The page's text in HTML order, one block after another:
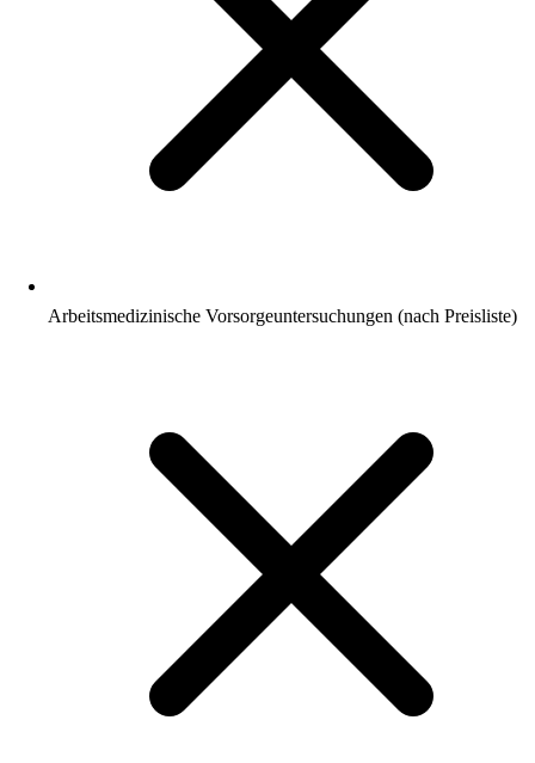
Arbeitsmedizinische Vorsorgeuntersuchungen (nach Preisliste)